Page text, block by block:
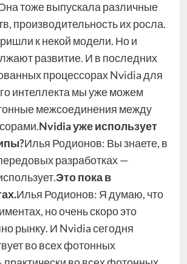
тоже выпускала различные
производительность их росла.
к некой модели. Но и
развитие. И в последних
процессорах Nvidia для
интеллекта мы уже можем
межсоединения между
Nvidia уже использует
Илья Родионов: Вы знаете, в
разработках —
Это пока в
Илья Родионов: Я думаю, что
но очень скоро это
рынку. И Nvidia сегодня
во всех фотонных